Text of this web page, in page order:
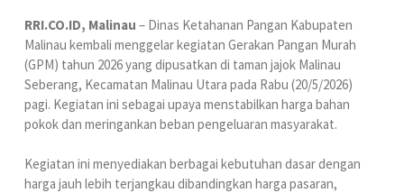
RRI.CO.ID, Malinau – Dinas Ketahanan Pangan Kabupaten
Malinau kembali menggelar kegiatan Gerakan Pangan Murah
(GPM) tahun 2026 yang dipusatkan di taman jajok Malinau
Seberang, Kecamatan Malinau Utara pada Rabu (20/5/2026)
pagi. Kegiatan ini sebagai upaya menstabilkan harga bahan
pokok dan meringankan beban pengeluaran masyarakat.
Kegiatan ini menyediakan berbagai kebutuhan dasar dengan
harga jauh lebih terjangkau dibandingkan harga pasaran,